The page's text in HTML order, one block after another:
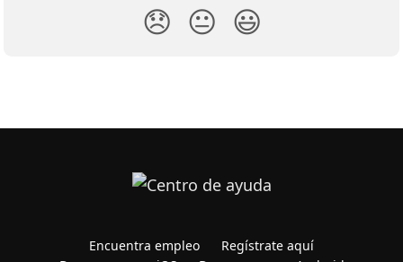
😞 😐 😃
Encuentra empleo
Regístrate aquí